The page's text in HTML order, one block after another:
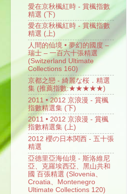
愛在京秋楓紅時 - 賞楓指數
精選 (下)
愛在京秋楓紅時 - 賞楓指數
精選 (上)
人間的仙境 • 夢幻的國度 –
瑞士 – 一百六十張精選
(Switzerland Ultimate
Collections 160)
京都之戀 - 綺麗な桜．精選
集 (推薦指數:★★★★★)
2011 • 2012 京浪漫 - 賞楓
指數精選集 (下)
2011 • 2012 京浪漫 - 賞楓
指數精選集 (上)
2012 櫻の日本関西 - 五十張
精選
亞德里亞海仙境 - 斯洛維尼
亞、克羅埃西亞、黑山共和
國 百張精選 (Slovenia、
Croatia、Montenegro
Ultimate Collections 120)